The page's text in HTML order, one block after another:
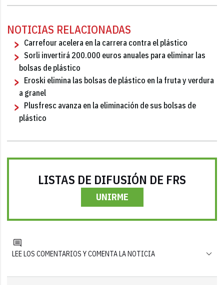
NOTICIAS RELACIONADAS
Carrefour acelera en la carrera contra el plástico
Sorli invertirá 200.000 euros anuales para eliminar las
bolsas de plástico
Eroski elimina las bolsas de plástico en la fruta y verdura
a granel
Plusfresc avanza en la eliminación de sus bolsas de
plástico
LISTAS DE DIFUSIÓN DE FRS
UNIRME
LEE LOS COMENTARIOS Y COMENTA LA NOTICIA